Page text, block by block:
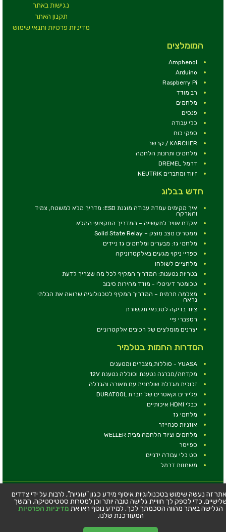
נגישות באתר
תקנון האתר
מדיניות פרטיות ותנאי שימוש
המומלצים
Amphenol
Arduino
Raspberry Pi
רב מודד
מלחמים
פנסים
כלי עבודה
ספקי כוח
KARCHER / קרשר
מלחמים ותחנות הלחמה
דרמל DREMEL
זיווד ומחברים NEUTRIK
חדש בבלוג
איך מקימים עמדת עבודה מוגנת ESD: מדריך מלא למשטח, צמיד
והארקה
אקדח אוויר לתעשייה – המדריך המקצועי המלא
ממסרים מצב מוצק – Solid State Relay
מלחמי גז: מבערים ומלחמים גז ניידים
ספריי ניקוי מגעים באלקטרוניקה
מלחציים לשולחן
בטריות נטענות: המדריך המקיף לכל מה שצריך לדעת
טכומטר דיגיטלי - מודד מהירות סיבוב
מצלמה תרמית – המדריך המקיף לטכנולוגיה שרואה את הבלתי
נראה
ציוד בדיקה לטכנאי תקשורת
רספברי פיי
יצרנים מומלצים של רכיבים אלקטרוניים
הסדרות החמות בטלמיר
YUASA - סוללות,מצברים ומטענים
מקדחה/מברגה נטענת וסוללה נטענת 12V
זכוכית מגדלת שולחנית עם תאורה והגדלה
פליירים וקאטרים של חברת DURATOOL
כבלי HDMI איכותיים
מלחמי גז
אוזניות סנהייזר
מלחמים וציוד הלחמה מבית WELLER
ספייסר
סט כלי עבודה ידניים
משחזות דרמל
© כל הזכויות שמורות - טלמיר אלקטרוניקה בע''מ
כתובת: דרך העצמאות 63, חיפה
טלפון:04-8534564
זה נעשה שימוש בטכנולוגיות איסוף מידע כגון "עוגיות", לרבות על ידי צדדים
כדי לספק לך חוויית גלישה טובה יותר וכן למטרות סטטיסטיקה. המשך
הגלישה באתר מהווה הסכמתך לכך. למידע נוסף ראו את מדיניות הפרטיות
המעודכנת שלנו.